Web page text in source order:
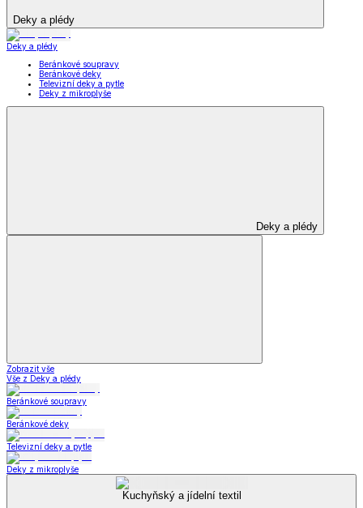
Deky a plédy
Deky a plédy
Beránkové soupravy
Beránkové deky
Televizní deky a pytle
Deky z mikroplyše
Deky a plédy
Zobrazit vše
Vše z Deky a plédy
Beránkové soupravy
Beránkové deky
Televizní deky a pytle
Deky z mikroplyše
Kuchyňský a jídelní textil